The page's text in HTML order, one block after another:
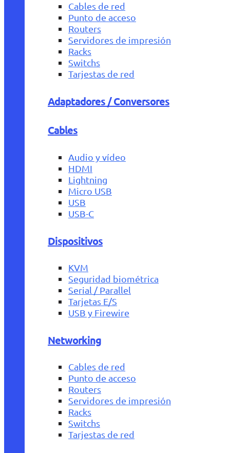
Cables de red
Punto de acceso
Routers
Servidores de impresión
Racks
Switchs
Tarjestas de red
Adaptadores / Conversores
Cables
Audio y vídeo
HDMI
Lightning
Micro USB
USB
USB-C
Dispositivos
KVM
Seguridad biométrica
Serial / Parallel
Tarjetas E/S
USB y Firewire
Networking
Cables de red
Punto de acceso
Routers
Servidores de impresión
Racks
Switchs
Tarjestas de red